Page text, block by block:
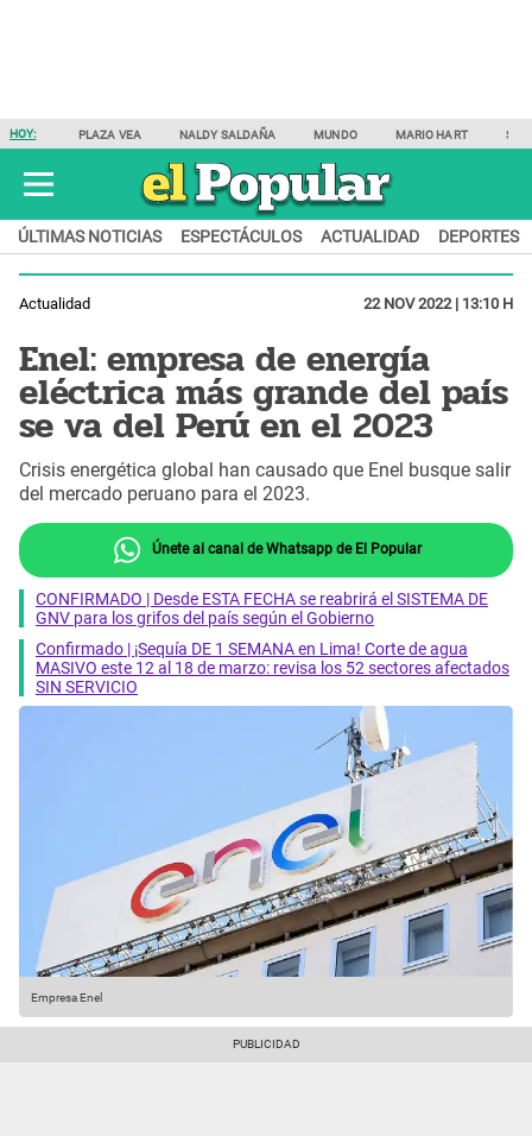
HOY: PLAZA VEA NALDY SALDAÑA MUNDO MARIO HART
ÚLTIMAS NOTICIAS ESPECTÁCULOS ACTUALIDAD DEPORTES
Actualidad 22 NOV 2022 | 13:10 H
Enel: empresa de energía
eléctrica más grande del país
se va del Perú en el 2023
Crisis energética global han causado que Enel busque salir
del mercado peruano para el 2023.
Únete al canal de Whatsapp de El Popular
CONFIRMADO | Desde ESTA FECHA se reabrirá el SISTEMA DE
GNV para los grifos del país según el Gobierno
Confirmado | ¡Sequía DE 1 SEMANA en Lima! Corte de agua
MASIVO este 12 al 18 de marzo: revisa los 52 sectores afectados
SIN SERVICIO
Empresa Enel